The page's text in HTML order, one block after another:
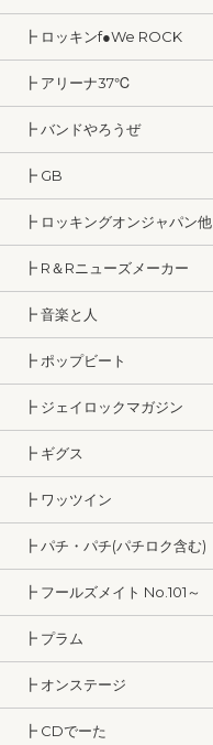
┣ ロッキンf●We ROCK
┣ アリーナ37℃
┣ バンドやろうぜ
┣ GB
┣ ロッキングオンジャパン他
┣ R＆Rニューズメーカー
┣ 音楽と人
┣ ポップビート
┣ ジェイロックマガジン
┣ ギグス
┣ ワッツイン
┣ パチ・パチ(パチロク含む)
┣ フールズメイト No.101～
┣ プラム
┣ オンステージ
┣ CDでーた